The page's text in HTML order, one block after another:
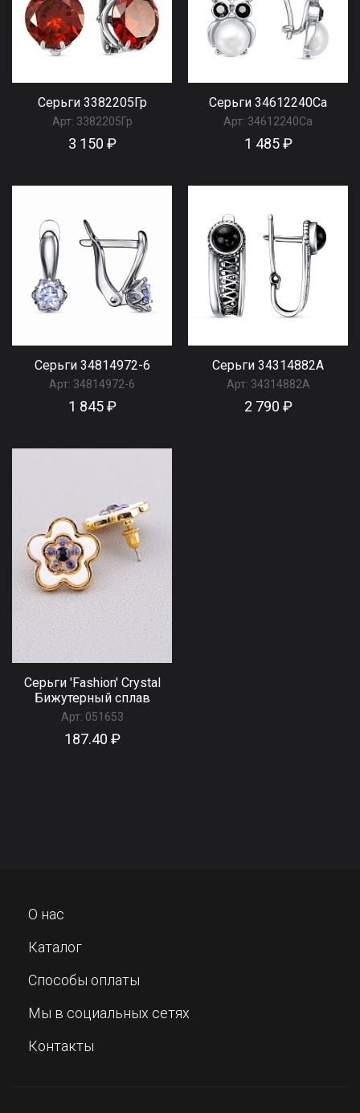
Серьги 3382205Гр
Арт: 3382205Гр
3 150 ₽
Серьги 34612240Са
Арт: 34612240Са
1 485 ₽
Серьги 34814972-6
Арт: 34814972-6
1 845 ₽
Серьги 34314882А
Арт: 34314882А
2 790 ₽
Серьги 'Fashion' Сrystal
Бижутерный сплав
Арт: 051653
187.40 ₽
О нас
Каталог
Способы оплаты
Мы в социальных сетях
Контакты